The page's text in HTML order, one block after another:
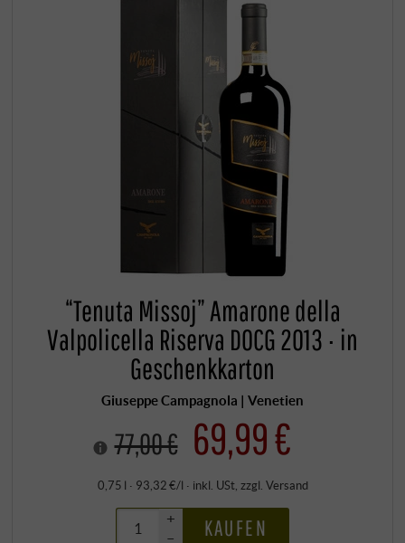
“Tenuta Missoj” Amarone della
Valpolicella Riserva DOCG 2013 · in
Geschenkkarton
Giuseppe Campagnola | Venetien
77,00 € 69,99 €
0,75 l · 93,32 €/l · inkl. USt, zzgl. Versand
+
–
KAUFEN